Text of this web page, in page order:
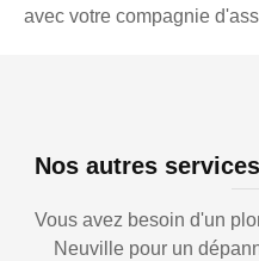
avec votre compagnie
Nos autres
Vous avez besoin d'un
Neuville pour un